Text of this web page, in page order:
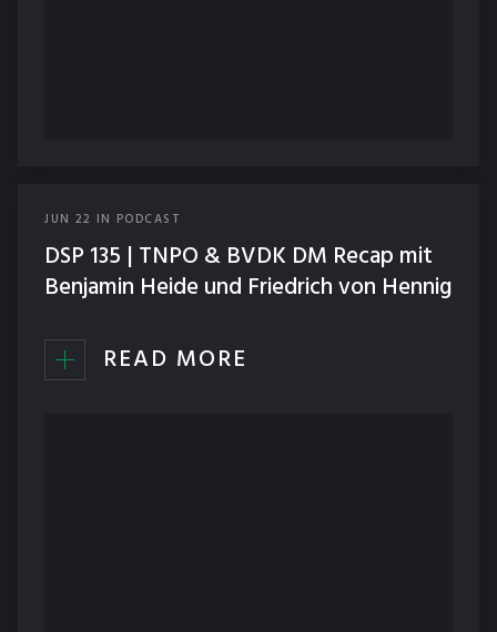
JUN 22 IN PODCAST
DSP 135 | TNPO & BVDK DM Recap mit
Benjamin Heide und Friedrich von Hennig
READ MORE